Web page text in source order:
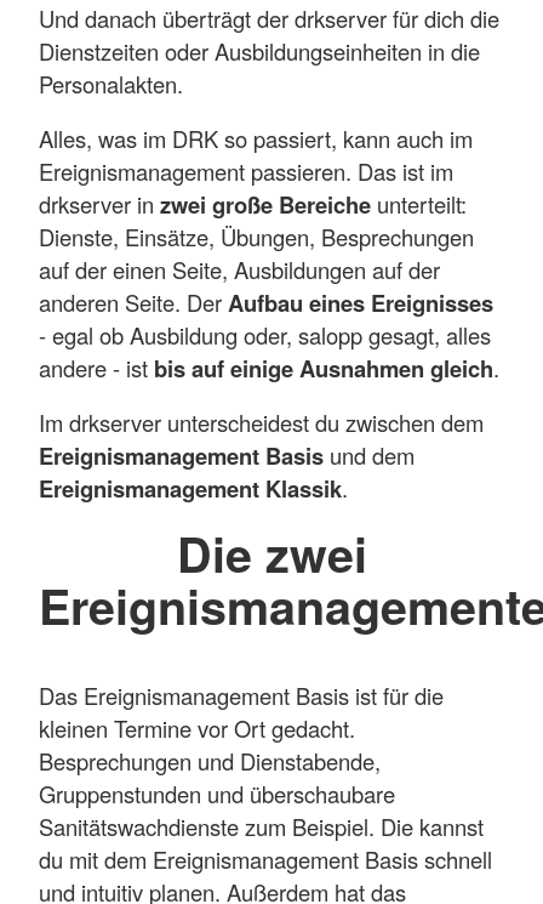
Und danach überträgt der drkserver für dich die
Dienstzeiten oder Ausbildungseinheiten in die
Personalakten.
Alles, was im DRK so passiert, kann auch im
Ereignismanagement passieren. Das ist im
drkserver in zwei große Bereiche unterteilt:
Dienste, Einsätze, Übungen, Besprechungen
auf der einen Seite, Ausbildungen auf der
anderen Seite. DerAufbau eines Ereignisses
- egal ob Ausbildung oder, salopp gesagt, alles
andere - ist bis auf einige Ausnahmen gleich.
Im drkserver unterscheidest du zwischen dem
Ereignismanagement Basis und dem
Ereignismanagement Klassik.
Die zwei
Das Ereignismanagement Basis ist für die
kleinen Termine vor Ort gedacht.
Besprechungen und Dienstabende,
Gruppenstunden und überschaubare
Sanitätswachdienste zum Beispiel. Die kannst
du mit dem Ereignismanagement Basis schnell
und intuitiv planen. Außerdem hat das